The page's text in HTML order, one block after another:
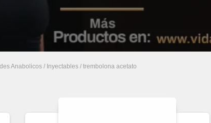
Anabolicos / Inyectables / trembolona acetato